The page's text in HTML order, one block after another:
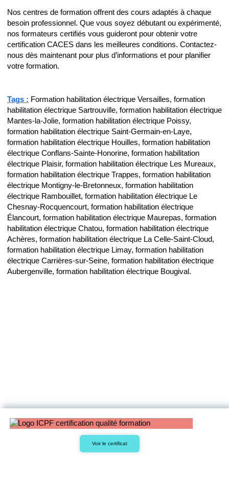
Nos centres de formation offrent des cours adaptés à chaque
besoin professionnel. Que vous soyez débutant ou expérimenté,
nos formateurs certifiés vous guideront pour obtenir votre
certification CACES dans les meilleures conditions. Contactez-
nous dès maintenant pour plus d’informations et pour planifier
votre formation.
Tags : Formation habilitation électrique Versailles, formation
habilitation électrique Sartrouville, formation habilitation électrique
Mantes-la-Jolie, formation habilitation électrique Poissy,
formation habilitation électrique Saint-Germain-en-Laye,
formation habilitation électrique Houilles, formation habilitation
électrique Conflans-Sainte-Honorine, formation habilitation
électrique Plaisir, formation habilitation électrique Les Mureaux,
formation habilitation électrique Trappes, formation habilitation
électrique Montigny-le-Bretonneux, formation habilitation
électrique Rambouillet, formation habilitation électrique Le
Chesnay-Rocquencourt, formation habilitation électrique
Élancourt, formation habilitation électrique Maurepas, formation
habilitation électrique Chatou, formation habilitation électrique
Achères, formation habilitation électrique La Celle-Saint-Cloud,
formation habilitation électrique Limay, formation habilitation
électrique Carrières-sur-Seine, formation habilitation électrique
Aubergenville, formation habilitation électrique Bougival.
Voir le certificat